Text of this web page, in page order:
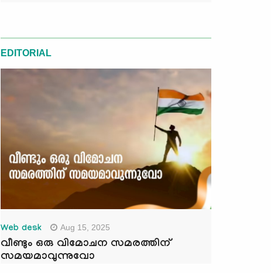
EDITORIAL
Web desk Aug 15, 2025
വീണ്ടും ഒരു വിമോചന സമരത്തിന്
സമയമാവുന്നുവോ